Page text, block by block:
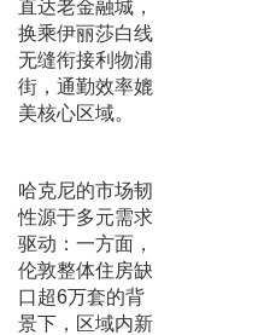
直达老金融城，
换乘伊丽莎白线
无缝衔接利物浦
街，通勤效率媲
美核心区域。
哈克尼的市场韧
性源于多元需求
驱动：一方面，
伦敦整体住房缺
口超6万套的背
景下，区域内新